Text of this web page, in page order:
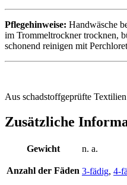
Pflegehinweise: Handwäsche
im Trommeltrockner trocknen,
schonend reinigen mit
Aus schadstoffgeprüfte
Zusätzliche
Gewicht n. a.
Anzahl der Fäden 3-fädig, 4-